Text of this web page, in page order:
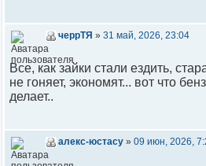
черрТЯ » 31 май, 2026, 23:04
Все, как зайки стали ездить,
не гоняет, экономят... вот что
делает..
алекс-юстасу » 09 июн, 2026,